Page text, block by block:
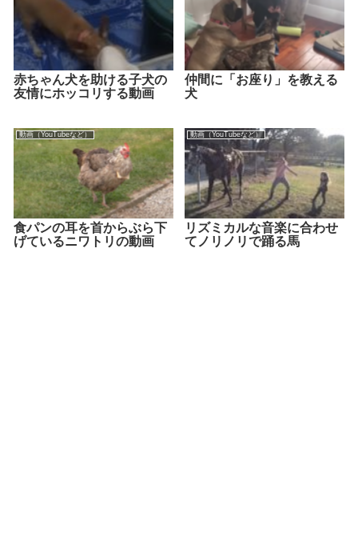
赤ちゃん犬を助ける子犬の
友情にホッコリする動画
仲間に「お座り」を教える
犬
動画（YouTubeなど）
食パンの耳を首からぶら下
げているニワトリの動画
動画（YouTubeなど）
リズミカルな音楽に合わせ
てノリノリで踊る馬